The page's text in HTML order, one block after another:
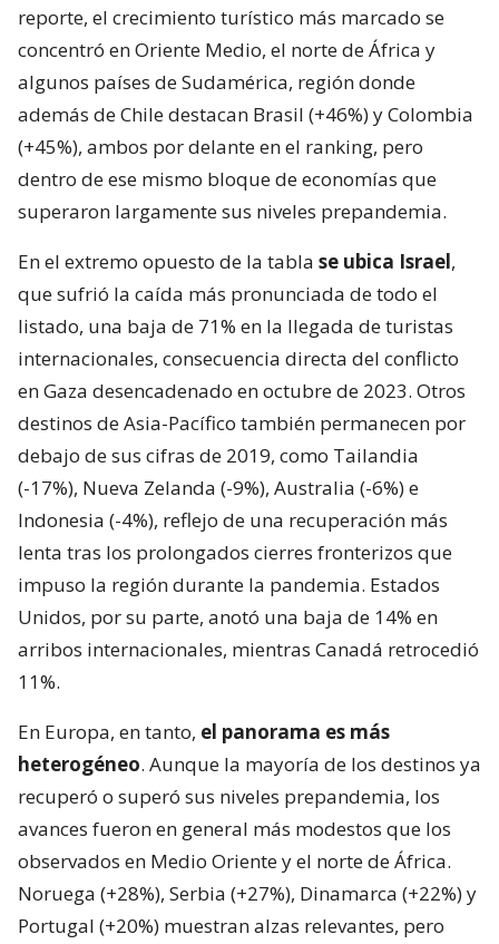
reporte, el crecimiento turístico más marcado se
concentró en Oriente Medio, el norte de África y
algunos países de Sudamérica, región donde
además de Chile destacan Brasil (+46%) y Colombia
(+45%), ambos por delante en el ranking, pero
dentro de ese mismo bloque de economías que
superaron largamente sus niveles prepandemia.
En el extremo opuesto de la tabla se ubica Israel,
que sufrió la caída más pronunciada de todo el
listado, una baja de 71% en la llegada de turistas
internacionales, consecuencia directa del conflicto
en Gaza desencadenado en octubre de 2023. Otros
destinos de Asia-Pacífico también permanecen por
debajo de sus cifras de 2019, como Tailandia
(-17%), Nueva Zelanda (-9%), Australia (-6%) e
Indonesia (-4%), reflejo de una recuperación más
lenta tras los prolongados cierres fronterizos que
impuso la región durante la pandemia. Estados
Unidos, por su parte, anotó una baja de 14% en
arribos internacionales, mientras Canadá retrocedió
11%.
En Europa, en tanto, el panorama es más
heterogéneo. Aunque la mayoría de los destinos ya
recuperó o superó sus niveles prepandemia, los
avances fueron en general más modestos que los
observados en Medio Oriente y el norte de África.
Noruega (+28%), Serbia (+27%), Dinamarca (+22%) y
Portugal (+20%) muestran alzas relevantes, pero